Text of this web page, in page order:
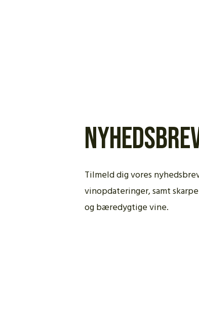
Tilmeld dig vores
vinopdateringer, samt
og bæredygtige vine.